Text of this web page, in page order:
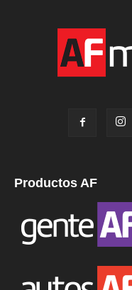
Productos AF